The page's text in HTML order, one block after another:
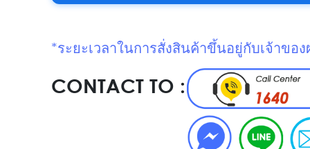
*ระยะเวลาในการสั่งสินค้าขึ้นอยู่กับเจ้าข
CONTACT TO :